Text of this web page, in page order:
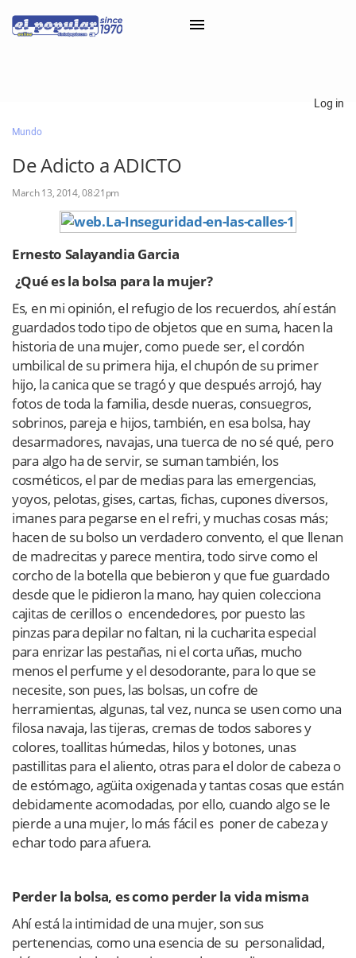
Classifieds
Categorías
Iniciar sesión con Clascal
Log in
Mundo
De Adicto a ADICTO
March 13, 2014, 08:21pm
Ernesto Salayandia Garcia
¿Qué es la bolsa para la mujer?
Es, en mi opinión, el refugio de los recuerdos, ahí están
guardados todo tipo de objetos que en suma, hacen la
historia de una mujer, como puede ser, el cordón
umbilical de su primera hija, el chupón de su primer
hijo, la canica que se tragó y que después arrojó, hay
fotos de toda la familia, desde nueras, consuegros,
sobrinos, pareja e hijos, también, en esa bolsa, hay
desarmadores, navajas, una tuerca de no sé qué, pero
para algo ha de servir, se suman también, los
cosméticos, el par de medias para las emergencias,
yoyos, pelotas, gises, cartas, fichas, cupones diversos,
imanes para pegarse en el refri, y muchas cosas más;
hacen de su bolso un verdadero convento, el que llenan
de madrecitas y parece mentira, todo sirve como el
corcho de la botella que bebieron y que fue guardado
desde que le pidieron la mano, hay quien colecciona
cajitas de cerillos o encendedores, por puesto las
pinzas para depilar no faltan, ni la cucharita especial
para enrizar las pestañas, ni el corta uñas, mucho
menos el perfume y el desodorante, para lo que se
necesite, son pues, las bolsas, un cofre de
herramientas, algunas, tal vez, nunca se usen como una
filosa navaja, las tijeras, cremas de todos sabores y
colores, toallitas húmedas, hilos y botones, unas
pastillitas para el aliento, otras para el dolor de cabeza o
de estómago, agüita oxigenada y tantas cosas que están
debidamente acomodadas, por ello, cuando algo se le
pierde a una mujer, lo más fácil es poner de cabeza y
echar todo para afuera.
Perder la bolsa, es como perder la vida misma
Ahí está la intimidad de una mujer, son sus
pertenencias, como una esencia de su personalidad,